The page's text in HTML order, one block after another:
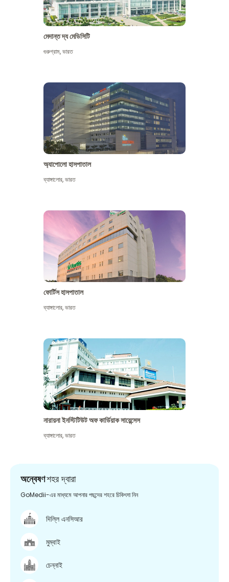
মেদান্ত দ্য মেডিসিটি
গুরুগ্রাম,ভারত
অ্যাপোলো হাসপাতাল
ব্যাঙ্গালোর,ভারত
ফোর্টিস হাসপাতাল
ব্যাঙ্গালোর,ভারত
নারায়না ইনস্টিটিউট অফ কার্ডিয়াক সায়েন্সেস
ব্যাঙ্গালোর,ভারত
অন্বেষণশহর দ্বারা
GoMedii-এর মাধ্যমে আপনার পছন্দের শহরে চিকিৎসা নিন
দিল্লি এনসিআর
মুম্বাই
চেন্নাই